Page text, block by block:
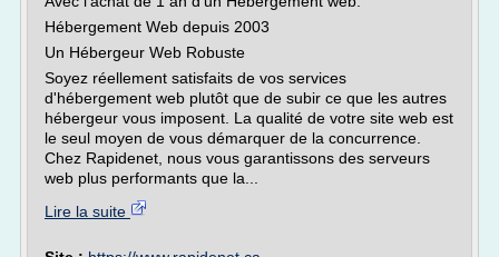
Hébergement Web depuis 2003
Un Hébergeur Web Robuste
Soyez réellement satisfaits de vos services
d'hébergement web plutôt que de subir ce que les autres
hébergeur vous imposent. La qualité de votre site web est
le seul moyen de vous démarquer de la concurrence.
Chez Rapidenet, nous vous garantissons des serveurs
web plus performants que la...
Lire la suite